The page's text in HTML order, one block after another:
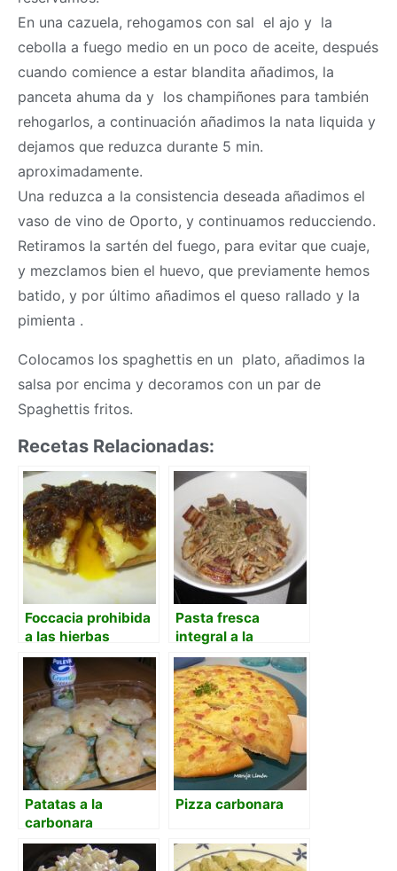
En una cazuela, rehogamos con sal el ajo y la
cebolla a fuego medio en un poco de aceite, después
cuando comience a estar blandita añadimos, la
panceta ahuma da y los champiñones para también
rehogarlos, a continuación añadimos la nata liquida y
dejamos que reduzca durante 5 min.
aproximadamente.
Una reduzca a la consistencia deseada añadimos el
vaso de vino de Oporto, y continuamos reducciendo.
Retiramos la sartén del fuego, para evitar que cuaje,
y mezclamos bien el huevo, que previamente hemos
batido, y por último añadimos el queso rallado y la
pimienta .
Colocamos los spaghettis en un plato, añadimos la
salsa por encima y decoramos con un par de
Spaghettis fritos.
Recetas Relacionadas:
Foccacia prohibida
a las hierbas
provenzales con
topping de cebolla
caramelizada al
oporto
Pasta fresca
integral a la
carbonara (receta
italiana)
Patatas a la
carbonara
Pizza carbonara